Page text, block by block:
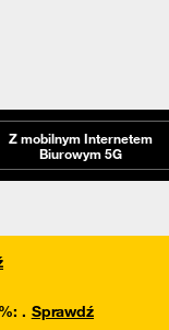
Z mobilnym Internetem
Biurowym 5G
: . Sprawdź